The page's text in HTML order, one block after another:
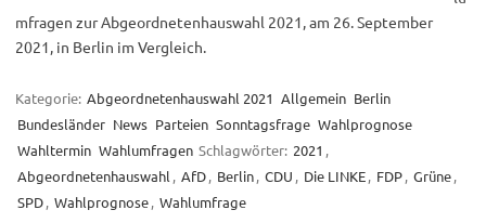
mfragen zur Abgeordnetenhauswahl 2021, am 26. September
2021, in Berlin im Vergleich.
Kategorie: Abgeordnetenhauswahl 2021 Allgemein Berlin
Bundesländer News Parteien Sonntagsfrage Wahlprognose
Wahltermin Wahlumfragen Schlagwörter: 2021 ,
Abgeordnetenhauswahl , AfD, Berlin, CDU , Die LINKE, FDP, Grüne,
SPD, Wahlprognose, Wahlumfrage